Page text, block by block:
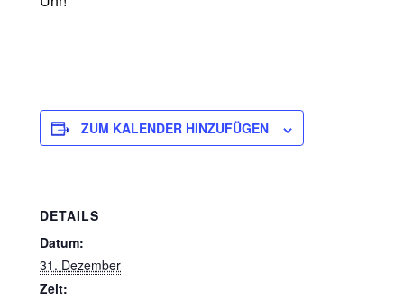
ZUM KALENDER HINZUFÜGEN
DETAILS
Datum:
31. Dezember
Zeit: